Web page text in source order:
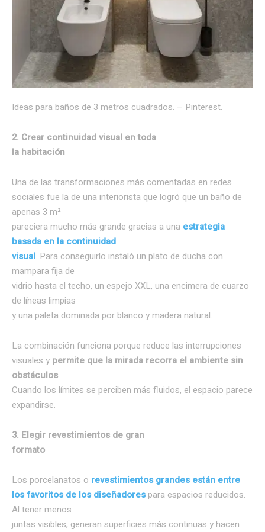
Ideas para baños de 3 metros cuadrados. – Pinterest.
2. Crear continuidad visual en toda
la habitación
Una de las transformaciones más comentadas en redes
sociales fue la de una interiorista que logró que un baño de
apenas 3 m²
pareciera mucho más grande gracias a una estrategia
basada en la continuidad
visual. Para conseguirlo instaló un plato de ducha con
mampara fija de
vidrio hasta el techo, un espejo XXL, una encimera de cuarzo
de líneas limpias
y una paleta dominada por blanco y madera natural.
La combinación funciona porque reduce las interrupciones
visuales y permite que la mirada recorra el ambiente sin
obstáculos.
Cuando los límites se perciben más fluidos, el espacio parece
expandirse.
3. Elegir revestimientos de gran
formato
Los porcelanatos o revestimientos grandes están entre
los favoritos de los diseñadorespara espacios reducidos.
Al tener menos
juntas visibles, generan superficies más continuas y hacen